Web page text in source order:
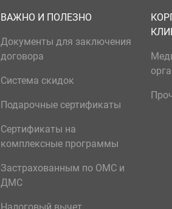
ВАЖНО И ПОЛЕЗНО
Документы для заключения
договора
Система скидок
Подарочные сертификаты
Сертификаты на
комплексные программы
Застрахованным по ОМС и
ДМС